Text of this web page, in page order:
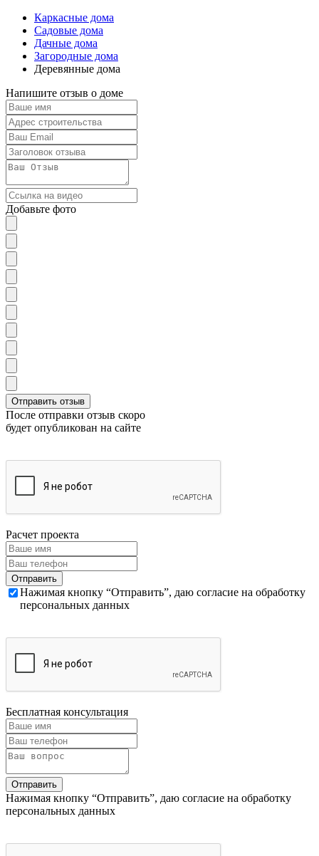
Каркасные дома
Садовые дома
Дачные дома
Загородные дома
Деревянные дома
Напишите отзыв о доме
Добавьте фото
После отправки отзыв скоро
будет опубликован на сайте
Расчет проекта
Нажимая кнопку “Отправить”, даю согласие на обработку
персональных данных
Бесплатная консультация
Нажимая кнопку “Отправить”, даю согласие на обработку
персональных данных